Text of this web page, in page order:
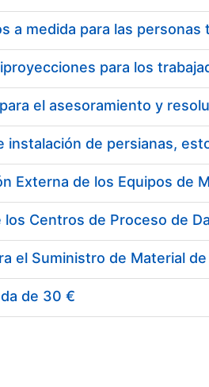
instalación de persianas,
de 30 €